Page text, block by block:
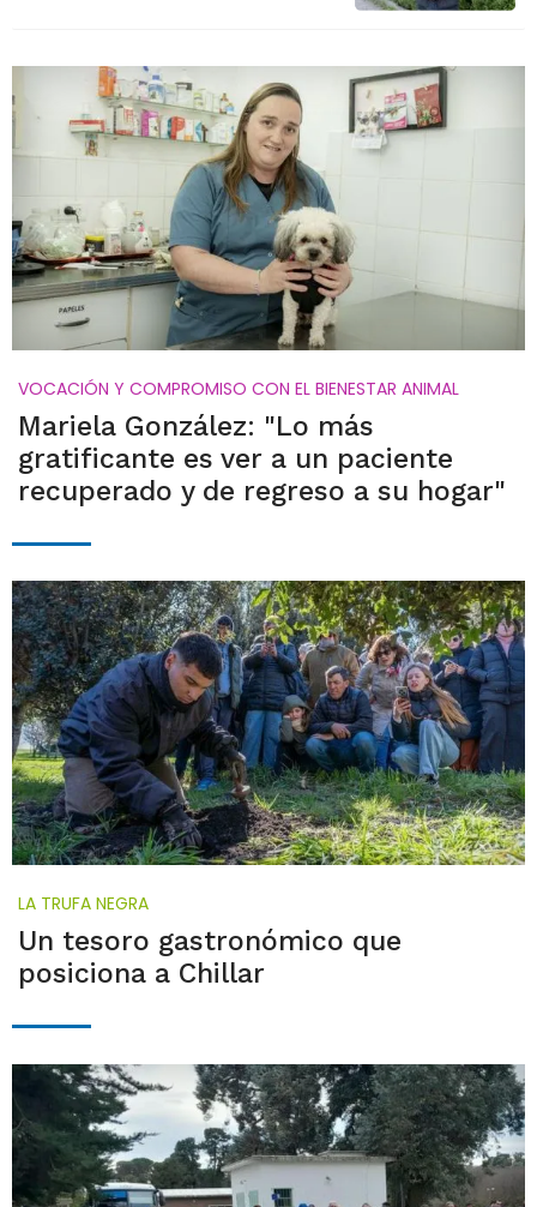
VOCACIÓN Y COMPROMISO CON EL BIENESTAR ANIMAL
Mariela González: "Lo más
gratificante es ver a un paciente
recuperado y de regreso a su hogar"
LA TRUFA NEGRA
Un tesoro gastronómico que
posiciona a Chillar